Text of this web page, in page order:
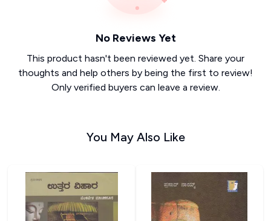
No Reviews Yet
This product hasn't been reviewed yet. Share your
thoughts and help others by being the first to review!
Only verified buyers can leave a review.
You May Also Like